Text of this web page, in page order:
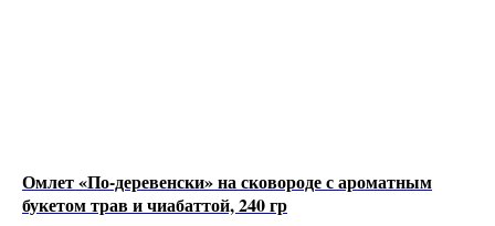
Омлет «По-деревенски» на сковороде с ароматным
букетом трав и чиабаттой, 240 гр